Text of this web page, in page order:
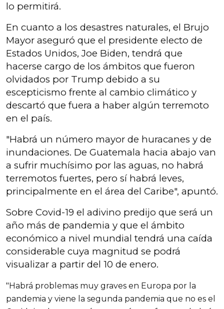
lo permitirá.
En cuanto a los desastres naturales, el Brujo
Mayor aseguró que el presidente electo de
Estados Unidos, Joe Biden, tendrá que
hacerse cargo de los ámbitos que fueron
olvidados por Trump debido a su
escepticismo frente al cambio climático y
descartó que fuera a haber algún terremoto
en el país.
"Habrá un número mayor de huracanes y de
inundaciones. De Guatemala hacia abajo van
a sufrir muchísimo por las aguas, no habrá
terremotos fuertes, pero sí habrá leves,
principalmente en el área del Caribe", apuntó.
Sobre Covid-19 el adivino predijo que será un
año más de pandemia y que el ámbito
económico a nivel mundial tendrá una caída
considerable cuya magnitud se podrá
visualizar a partir del 10 de enero.
"Habrá problemas muy graves en Europa por la
pandemia y viene la segunda pandemia que no es el